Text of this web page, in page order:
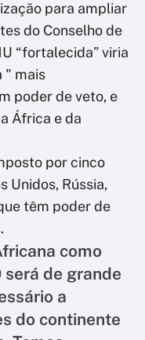
para ampliar
do Conselho de
“fortalecida” viria
" mais
poder de veto, e
África e da
por cinco
Unidos, Rússia,
têm poder de
como
de grande
a
do continente